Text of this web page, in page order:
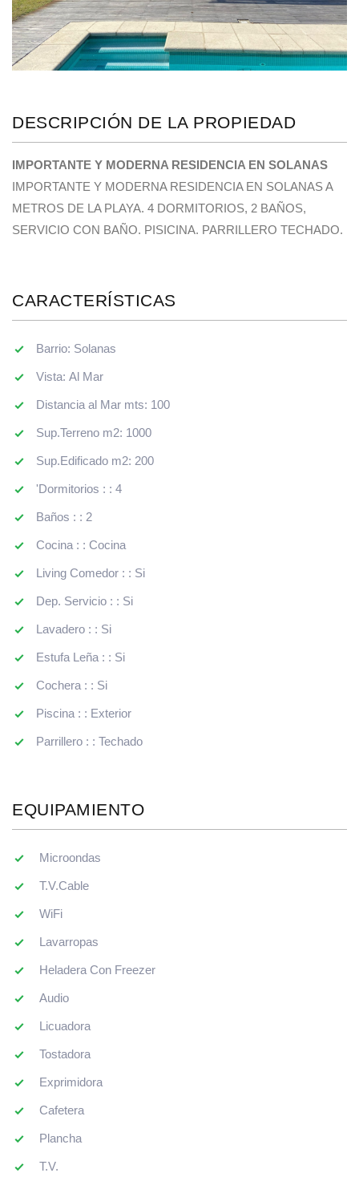
DESCRIPCIÓN DE LA PROPIEDAD
IMPORTANTE Y MODERNA RESIDENCIA EN SOLANAS
IMPORTANTE Y MODERNA RESIDENCIA EN SOLANAS A
METROS DE LA PLAYA. 4 DORMITORIOS, 2 BAÑOS,
SERVICIO CON BAÑO. PISICINA. PARRILLERO TECHADO.
CARACTERÍSTICAS
Barrio: Solanas
Vista: Al Mar
Distancia al Mar mts: 100
Sup.Terreno m2: 1000
Sup.Edificado m2: 200
'Dormitorios : : 4
Baños : : 2
Cocina : : Cocina
Living Comedor : : Si
Dep. Servicio : : Si
Lavadero : : Si
Estufa Leña : : Si
Cochera : : Si
Piscina : : Exterior
Parrillero : : Techado
EQUIPAMIENTO
Microondas
T.V.Cable
WiFi
Lavarropas
Heladera Con Freezer
Audio
Licuadora
Tostadora
Exprimidora
Cafetera
Plancha
T.V.